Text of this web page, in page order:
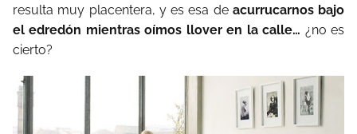
resulta muy placentera, y es esa de acurrucarnos bajo
el edredón mientras oímos llover en la calle… ¿no es
cierto?